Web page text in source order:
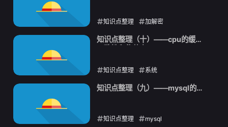
知识点整理 加解密
2021-09-24
知识点整理（十）——cpu的缓存
知识点整理 系统
2021-09-18
知识点整理（九）——mysql的
知识点整理 mysql